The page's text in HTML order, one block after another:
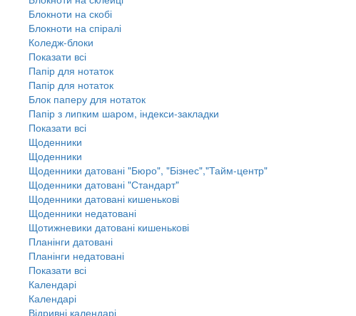
Блокноти на скобі
Блокноти на спіралі
Коледж-блоки
Показати всі
Папір для нотаток
Папір для нотаток
Блок паперу для нотаток
Папір з липким шаром, індекси-закладки
Показати всі
Щоденники
Щоденники
Щоденники датовані "Бюро", "Бізнес","Тайм-центр"
Щоденники датовані "Стандарт"
Щоденники датовані кишенькові
Щоденники недатовані
Щотижневики датовані кишенькові
Планінги датовані
Планінги недатовані
Показати всі
Календарі
Календарі
Відривні календарі